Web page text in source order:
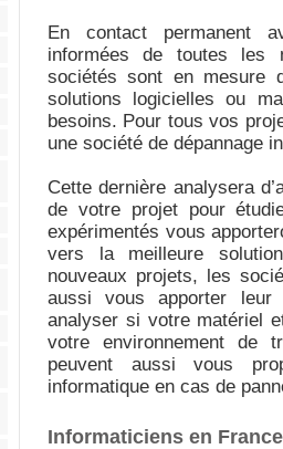
En contact permanent
informées de toutes les
sociétés sont en mesure
solutions logicielles ou
besoins. Pour tous vos
une société de dépannage
Cette dernière analysera
de votre projet pour
expérimentés vous
vers la meilleure
nouveaux projets, les
aussi vous apporter
analyser si votre matériel
votre environnement de
peuvent aussi vous
informatique en cas de
Informaticiens en